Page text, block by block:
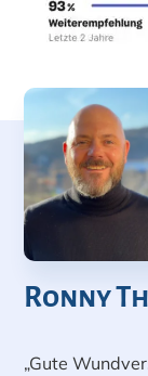
Ronny
„Gute